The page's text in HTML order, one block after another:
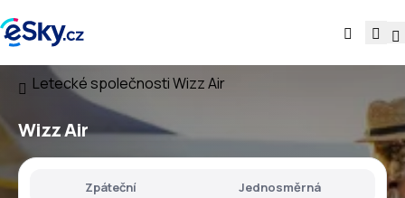
Letecké společnostiWizz Air
Wizz Air
Zpáteční Jednosměrná